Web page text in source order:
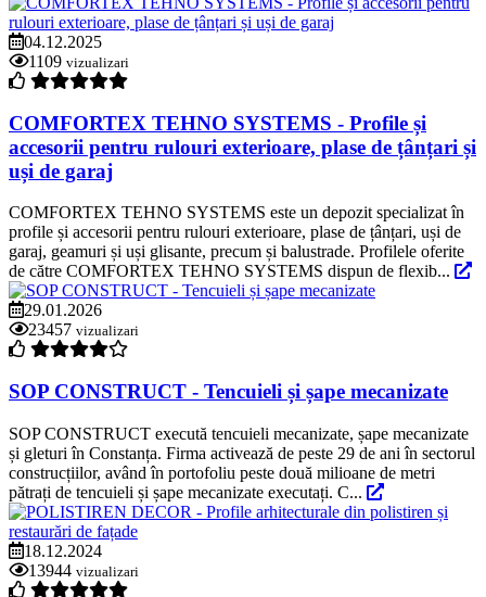
04.12.2025
1109 vizualizari
COMFORTEX TEHNO SYSTEMS - Profile și
accesorii pentru rulouri exterioare, plase de țânțari și
uși de garaj
COMFORTEX TEHNO SYSTEMS este un depozit specializat în
profile și accesorii pentru rulouri exterioare, plase de țânțari, uși de
garaj, geamuri și uși glisante, precum și balustrade. Profilele oferite
de către COMFORTEX TEHNO SYSTEMS dispun de flexib...
29.01.2026
23457 vizualizari
SOP CONSTRUCT - Tencuieli și șape mecanizate
SOP CONSTRUCT execută tencuieli mecanizate, șape mecanizate
și gleturi în Constanța. Firma activează de peste 29 de ani în sectorul
construcțiilor, având în portofoliu peste două milioane de metri
pătrați de tencuieli și șape mecanizate executați. C...
18.12.2024
13944 vizualizari